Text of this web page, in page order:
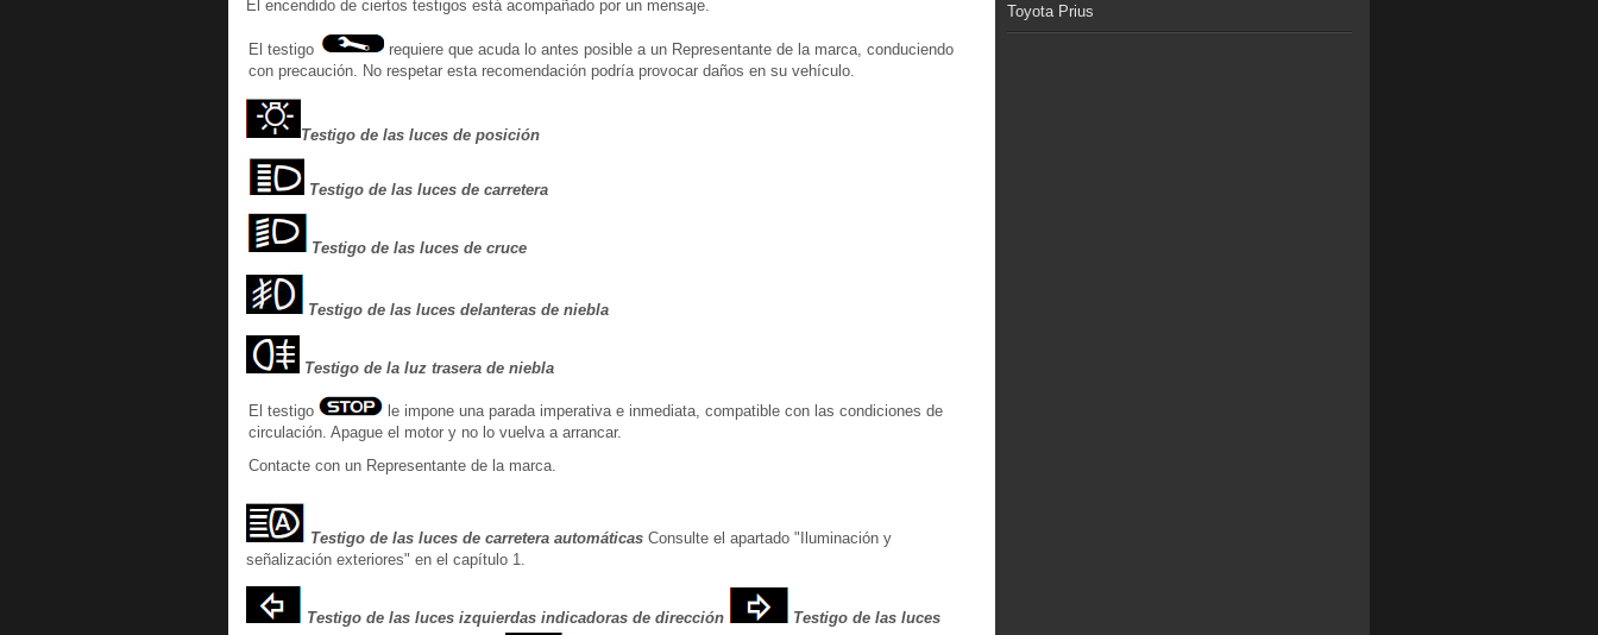
El encendido de ciertos testigos está acompañado por un mensaje.
El testigo
requiere que acuda lo antes posible a un Representante de la marca, conduciendo
con precaución. No respetar esta recomendación podría provocar daños en su vehículo.
Testigo de las luces de posición
Testigo de las luces de carretera
Testigo de las luces de cruce
Testigo de las luces delanteras de niebla
Testigo de la luz trasera de niebla
El testigo
le impone una parada imperativa e inmediata, compatible con las condiciones de
circulación. Apague el motor y no lo vuelva a arrancar.
Contacte con un Representante de la marca.
Testigo de las luces de carretera automáticas Consulte el apartado "Iluminación y
señalización exteriores" en el capítulo 1.
Testigo de las luces izquierdas indicadoras de dirección Testigo de las luces
Toyota Prius